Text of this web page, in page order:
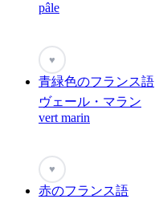
pâle
♥
青緑色のフランス語
ヴェール・マラン
vert marin
♥
赤のフランス語